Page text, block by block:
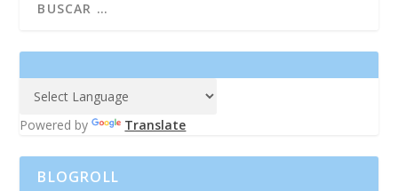
Powered by Translate
BLOGROLL